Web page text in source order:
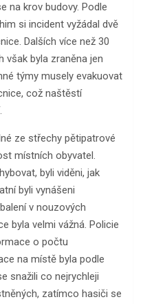
na krov budovy. Podle
si incident vyžádal dvě
Dalších více než 30
však byla zraněna jen
týmy musely evakuovat
což naštěstí
ze střechy pětipatrové
místních obyvatel.
byli viděni, jak
byli vynášeni
v nouzových
byla velmi vážná. Policie
o počtu
na místě byla podle
snažili co nejrychleji
zatímco hasiči se